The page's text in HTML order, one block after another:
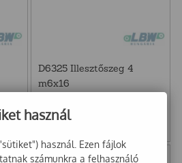
D6325 Illesztőszeg 4
m6x16
25Ft
használ
használ. Ezen fájlok
számunkra a felhasználó